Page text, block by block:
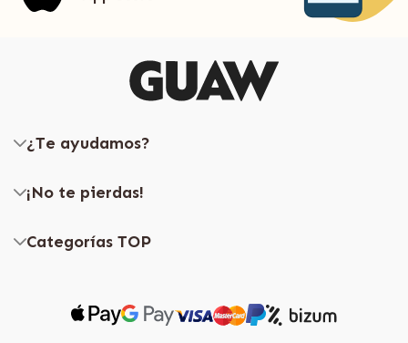
¿Te ayudamos?
¡No te pierdas!
Categorías TOP